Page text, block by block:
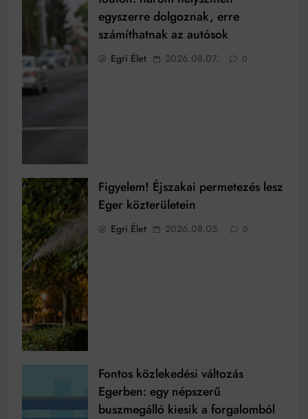
egyszerre dolgoznak, erre
számíthatnak az autósok
Egri Élet 2026.08.07. 0
Figyelem! Éjszakai permetezés lesz
Eger közterületein
Egri Élet 2026.08.05. 0
Fontos közlekedési változás
Egerben: egy népszerű
buszmegálló kiesik a forgalomból